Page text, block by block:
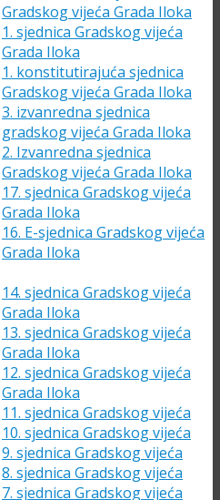
Gradskog vijeća Grada Iloka
1. sjednica Gradskog vijeća
Grada Iloka
1. konstitutirajuća sjednica
Gradskog vijeća Grada Iloka
3. izvanredna sjednica
gradskog vijeća Grada Iloka
2. Izvanredna sjednica
Gradskog vijeća Grada Iloka
17. sjednica Gradskog vijeća
Grada Iloka
16. E-sjednica Gradskog vijeća
Grada Iloka
14. sjednica Gradskog vijeća
Grada Iloka
13. sjednica Gradskog vijeća
Grada Iloka
12. sjednica Gradskog vijeća
Grada Iloka
11. sjednica Gradskog vijeća
10. sjednica Gradskog vijeća
9. sjednica Gradskog vijeća
8. sjednica Gradskog vijeća
7. sjednica Gradskog vijeća